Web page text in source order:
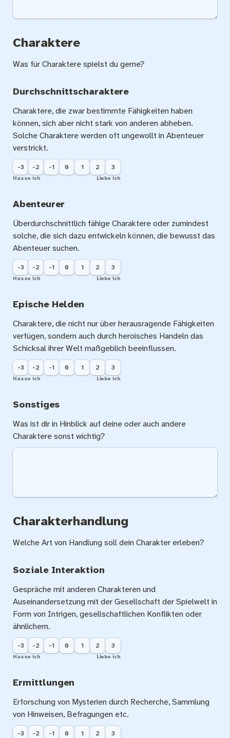
Charaktere
Was für Charaktere spielst du gerne?
Durchschnittscharaktere
Charaktere, die zwar bestimmte Fähigkeiten haben
können, sich aber nicht stark von anderen abheben.
Solche Charaktere werden oft ungewollt in Abenteuer
verstrickt.
-3 -2 -1 0 1 2 3
Hasse ich Liebe ich
Abenteurer
Überdurchschnittlich fähige Charaktere oder zumindest
solche, die sich dazu entwickeln können, die bewusst das
Abenteuer suchen.
-3 -2 -1 0 1 2 3
Hasse ich Liebe ich
Epische Helden
Charaktere, die nicht nur über herausragende Fähigkeiten
verfügen, sondern auch durch heroisches Handeln das
Schicksal ihrer Welt maßgeblich beeinflussen.
-3 -2 -1 0 1 2 3
Hasse ich Liebe ich
Sonstiges
Was ist dir in Hinblick auf deine oder auch andere
Charaktere sonst wichtig?
Charakterhandlung
Welche Art von Handlung soll dein Charakter erleben?
Soziale Interaktion
Gespräche mit anderen Charakteren und
Auseinandersetzung mit der Gesellschaft der Spielwelt in
Form von Intrigen, gesellschaftlichen Konflikten oder
ähnlichem.
-3 -2 -1 0 1 2 3
Hasse ich Liebe ich
Ermittlungen
Erforschung von Mysterien durch Recherche, Sammlung
von Hinweisen, Befragungen etc.
-3 -2 -1 0 1 2 3